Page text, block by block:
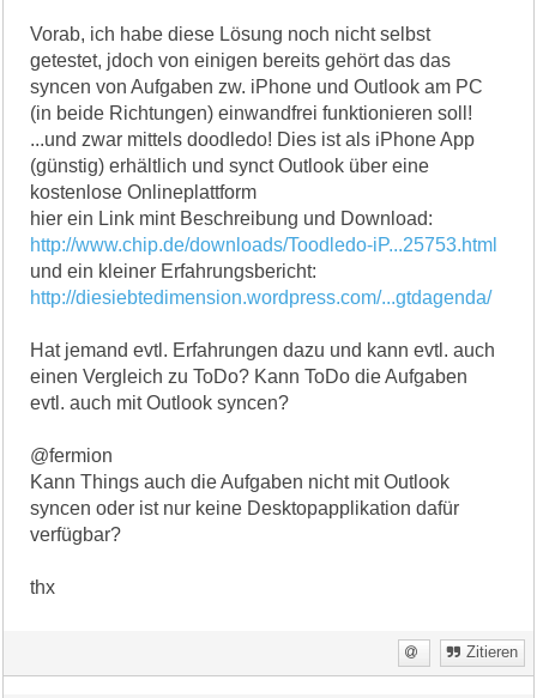
Vorab, ich habe diese Lösung noch nicht selbst
getestet, jdoch von einigen bereits gehört das das
syncen von Aufgaben zw. iPhone und Outlook am PC
(in beide Richtungen) einwandfrei funktionieren soll!
...und zwar mittels doodledo! Dies ist als iPhone App
(günstig) erhältlich und synct Outlook über eine
kostenlose Onlineplattform
hier ein Link mint Beschreibung und Download:
http://www.chip.de/downloads/Toodledo-iP...25753.html
und ein kleiner Erfahrungsbericht:
http://diesiebtedimension.wordpress.com/...gtdagenda/
Hat jemand evtl. Erfahrungen dazu und kann evtl. auch
einen Vergleich zu ToDo? Kann ToDo die Aufgaben
evtl. auch mit Outlook syncen?
@fermion
Kann Things auch die Aufgaben nicht mit Outlook
syncen oder ist nur keine Desktopapplikation dafür
verfügbar?
thx
Zitieren